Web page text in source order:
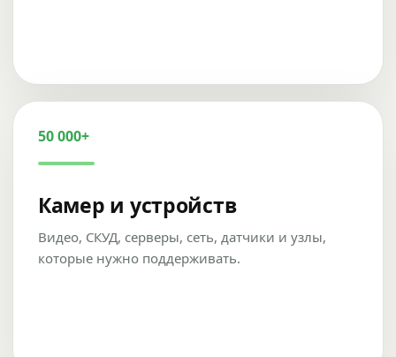
50 000+
Камер и устройств
Видео, СКУД, серверы, сеть, датчики и узлы,
которые нужно поддерживать.